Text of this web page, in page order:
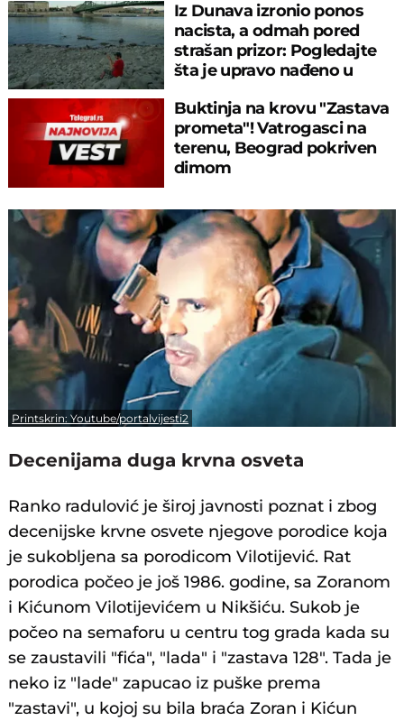
Iz Dunava izronio ponos
nacista, a odmah pored
strašan prizor: Pogledajte
šta je upravo nađeno u
Buktinja na krovu "Zastava
prometa"! Vatrogasci na
terenu, Beograd pokriven
dimom
Printskrin: Youtube/portalvijesti2
Decenijama duga krvna osveta
Ranko radulović je široj javnosti poznat i zbog
decenijske krvne osvete njegove porodice koja
je sukobljena sa porodicom Vilotijević. Rat
porodica počeo je još 1986. godine, sa Zoranom
i Kićunom Vilotijevićem u Nikšiću. Sukob je
počeo na semaforu u centru tog grada kada su
se zaustavili "fića", "lada" i "zastava 128". Tada je
neko iz "lade" zapucao iz puške prema
"zastavi", u kojoj su bila braća Zoran i Kićun